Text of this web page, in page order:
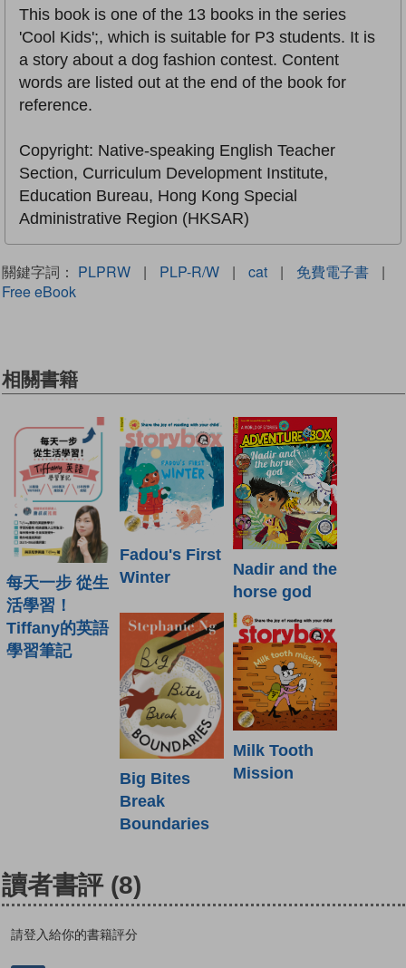
This book is one of the 13 books in the series
'Cool Kids';, which is suitable for P3 students. It is
a story about a dog fashion contest. Content
words are listed out at the end of the book for
reference.
Copyright: Native-speaking English Teacher
Section, Curriculum Development Institute,
Education Bureau, Hong Kong Special
Administrative Region (HKSAR)
關鍵字詞： PLPRW | PLP-R/W | cat | 免費電子書
|
Free eBook
相關書籍
每天一步 從生
活學習！
Tiffany的英語
學習筆記
Fadou's First
Winter
Nadir and the
horse god
Big Bites
Break
Boundaries
Milk Tooth
Mission
讀者書評 (8)
請登入給你的書籍評分